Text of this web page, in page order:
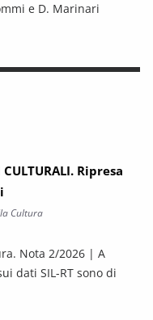
e D. Marinari
CULTURALI. Ripresa
Cultura
Nota 2/2026 | A
dati SIL-RT sono di